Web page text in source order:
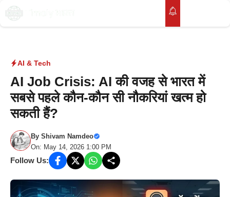
Skip
AI & Tech
AI Job Crisis: AI की वजह से भारत में
सबसे पहले कौन-कौन सी नौकरियां खत्म हो
सकती हैं?
By Shivam Namdeo
On: May 14, 2026 1:00 PM
Follow Us: